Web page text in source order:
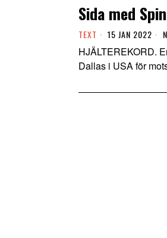
Sida med
TEXT 15 JAN 2022
HJÄLTEREKORD.
Dallas i USA för